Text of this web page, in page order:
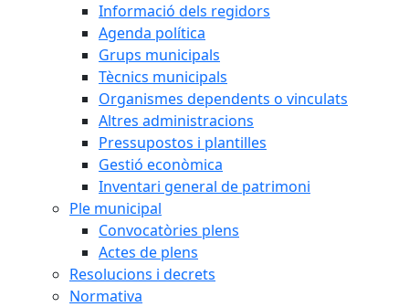
Informació dels regidors
Agenda política
Grups municipals
Tècnics municipals
Organismes dependents o vinculats
Altres administracions
Pressupostos i plantilles
Gestió econòmica
Inventari general de patrimoni
Ple municipal
Convocatòries plens
Actes de plens
Resolucions i decrets
Normativa